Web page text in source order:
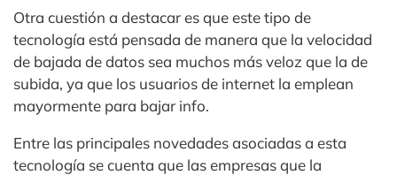
Otra cuestión a destacar es que este tipo de
tecnología está pensada de manera que la velocidad
de bajada de datos sea muchos más veloz que la de
subida, ya que los usuarios de internet la emplean
mayormente para bajar info.
Entre las principales novedades asociadas a esta
tecnología se cuenta que las empresas que la